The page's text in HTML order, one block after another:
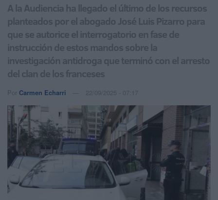
A la Audiencia ha llegado el último de los recursos
planteados por el abogado José Luis Pizarro para
que se autorice el interrogatorio en fase de
instrucción de estos mandos sobre la
investigación antidroga que terminó con el arresto
del clan de los franceses
Por Carmen Echarri 22/09/2025 - 07:17